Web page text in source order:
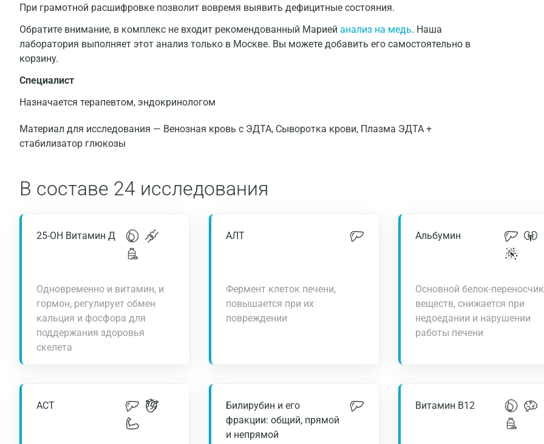
При грамотной расшифровке позволит вовремя выявить дефицитные состояния.
Обратите внимание, в комплекс не входит рекомендованный Марией анализ на медь. Наша
лаборатория выполняет этот анализ только в Москве. Вы можете добавить его самостоятельно в
корзину.
Специалист
Назначается терапевтом, эндокринологом
Материал для исследования — Венозная кровь с ЭДТА, Сыворотка крови, Плазма ЭДТА +
стабилизатор глюкозы
В составе 24 исследования
25-ОН Витамин Д
Одновременно и витамин, и
гормон, регулирует обмен
кальция и фосфора для
поддержания здоровья
скелета
АЛТ
Фермент клеток печени,
повышается при их
повреждении
Альбумин
Основной белок-переносчик
веществ, снижается при
недоедании и нарушении
работы печени
АСТ
Билирубин и его
фракции: общий, прямой
и непрямой
Витамин В12
Москва
Нижний Новгород